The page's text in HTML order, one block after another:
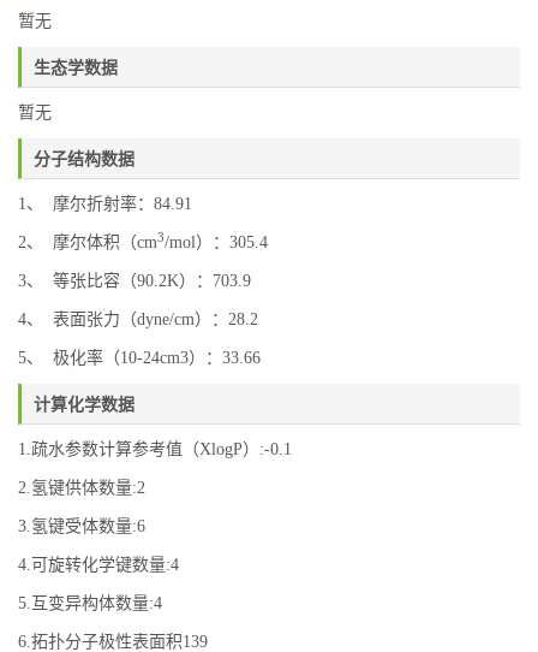
暂无
生态学数据
暂无
分子结构数据
1、 摩尔折射率：84.91
2、 摩尔体积（cm3/mol）：305.4
3、 等张比容（90.2K）：703.9
4、 表面张力（dyne/cm）：28.2
5、 极化率（10-24cm3）：33.66
计算化学数据
1.疏水参数计算参考值（XlogP）:-0.1
2.氢键供体数量:2
3.氢键受体数量:6
4.可旋转化学键数量:4
5.互变异构体数量:4
6.拓扑分子极性表面积139